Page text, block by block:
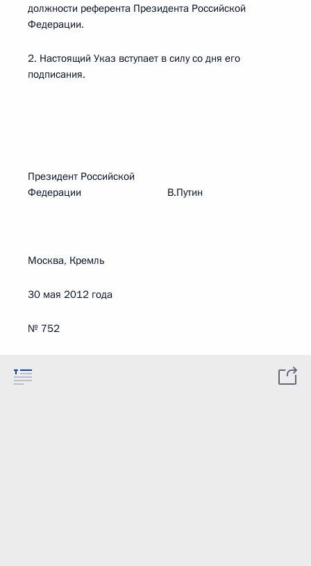
должности референта Президента Российской
Федерации.
2. Настоящий Указ вступает в силу со дня его
подписания.
Президент Российской
Федерации В.Путин
Москва, Кремль
30 мая 2012 года
№ 752